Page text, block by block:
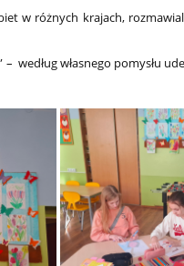
w różnych krajach,
według własnego pomysłu